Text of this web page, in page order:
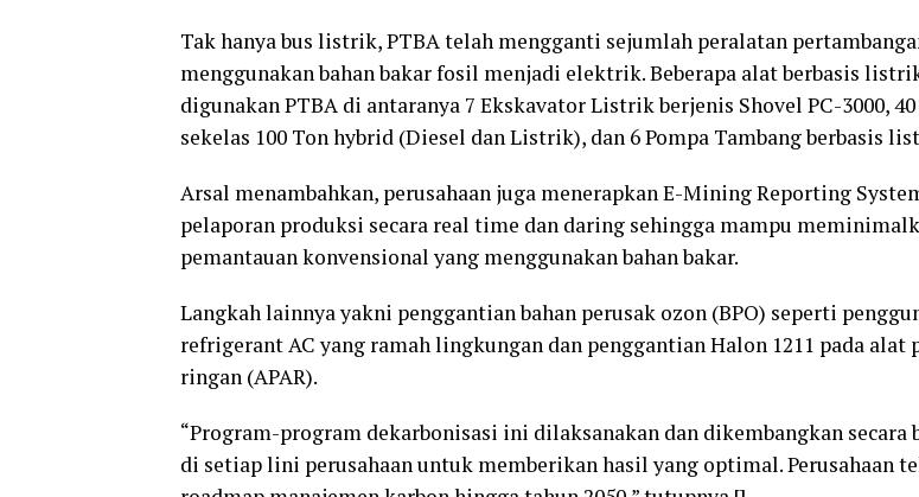
Tak hanya bus listrik, PTBA telah mengganti sejumlah peralatan
menggunakan bahan bakar fosil menjadi elektrik. Beberapa alat berbasis
digunakan PTBA di antaranya 7 Ekskavator Listrik berjenis Shovel PC-3000,
sekelas 100 Ton hybrid (Diesel dan Listrik), dan 6 Pompa Tambang berbasis
Arsal menambahkan, perusahaan juga menerapkan E-Mining Reporting
pelaporan produksi secara real time dan daring sehingga mampu
pemantauan konvensional yang menggunakan bahan bakar.
Langkah lainnya yakni penggantian bahan perusak ozon (BPO) seperti
refrigerant AC yang ramah lingkungan dan penggantian Halon 1211 pada alat
ringan (APAR).
“Program-program dekarbonisasi ini dilaksanakan dan dikembangkan secara
di setiap lini perusahaan untuk memberikan hasil yang optimal. Perusahaan